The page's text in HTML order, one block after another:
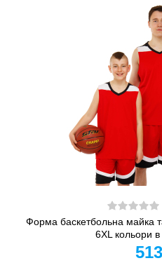
Форма баскетбольна майка
6XL кольори в
513